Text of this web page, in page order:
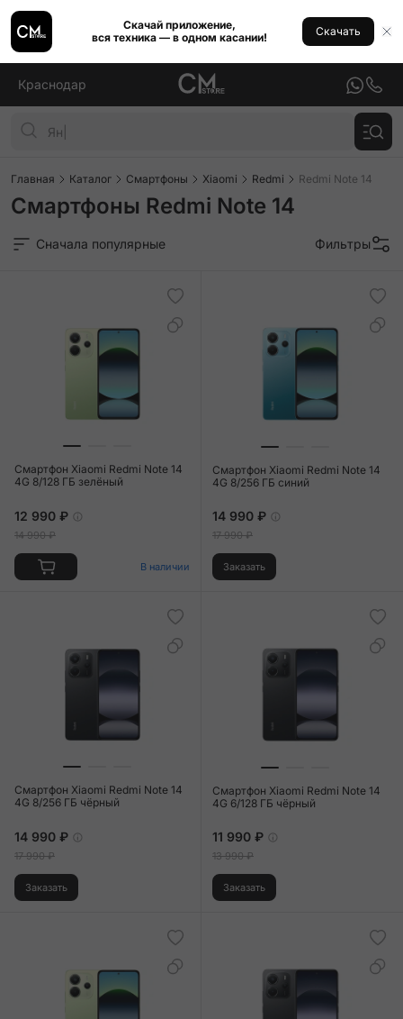
Скачай приложение,
вся техника — в одном касании!
Скачать
Краснодар
Главная Каталог Смартфоны Xiaomi Redmi Redmi Note 14
Смартфоны Redmi Note 14
Сначала популярные Фильтры
Смартфон Xiaomi Redmi Note 14
4G 8/128 ГБ зелёный
12 990 ₽
14 990 ₽
В наличии
Смартфон Xiaomi Redmi Note 14
4G 8/256 ГБ синий
14 990 ₽
17 990 ₽
Заказать
Смартфон Xiaomi Redmi Note 14
4G 8/256 ГБ чёрный
14 990 ₽
17 990 ₽
Заказать
Смартфон Xiaomi Redmi Note 14
4G 6/128 ГБ чёрный
11 990 ₽
13 990 ₽
Заказать